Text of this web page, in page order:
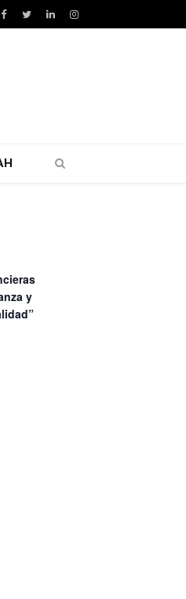
Facebook
TwitterLinkedInInstagram
y